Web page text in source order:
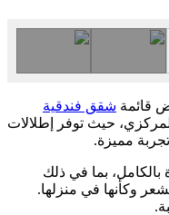
قائمة شقق فندقية
حيث توفر إطلالات
مميزة.
بما في ذلك
وكأنها في منزلها.